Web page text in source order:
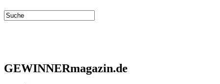
GEWINNERmagazin.de